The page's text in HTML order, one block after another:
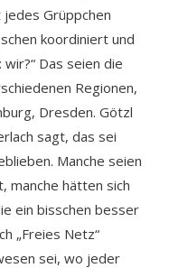
Grüppchen
koordiniert und
Das seien die
Regionen,
Dresden. Götzl
sagt, das sei
Manche seien
manche hätten sich
ein bisschen besser
„Freies Netz“
sei, wo jeder